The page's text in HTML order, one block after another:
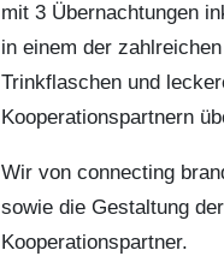
mit 3 Übernachtungen
in einem der
Trinkflaschen und
Kooperationspartnern
Wir von connecting
sowie die Gestaltung
Kooperationspartner.